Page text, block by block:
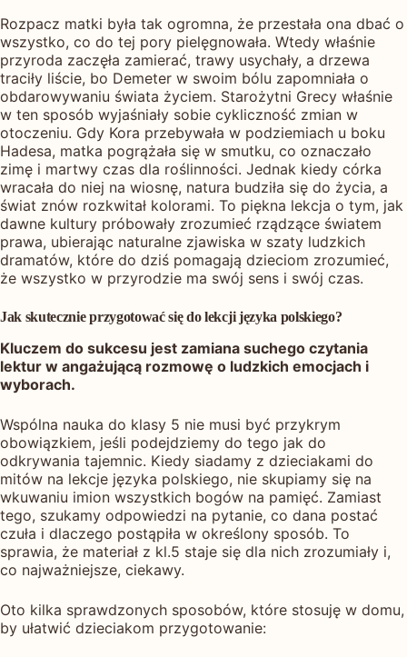
Rozpacz matki była tak ogromna, że przestała ona dbać o
wszystko, co do tej pory pielęgnowała. Wtedy właśnie
przyroda zaczęła zamierać, trawy usychały, a drzewa
traciły liście, bo Demeter w swoim bólu zapomniała o
obdarowywaniu świata życiem. Starożytni Grecy właśnie
w ten sposób wyjaśniały sobie cykliczność zmian w
otoczeniu. Gdy Kora przebywała w podziemiach u boku
Hadesa, matka pogrążała się w smutku, co oznaczało
zimę i martwy czas dla roślinności. Jednak kiedy córka
wracała do niej na wiosnę, natura budziła się do życia, a
świat znów rozkwitał kolorami. To piękna lekcja o tym, jak
dawne kultury próbowały zrozumieć rządzące światem
prawa, ubierając naturalne zjawiska w szaty ludzkich
dramatów, które do dziś pomagają dzieciom zrozumieć,
że wszystko w przyrodzie ma swój sens i swój czas.
Jak skutecznie przygotować się do lekcji języka polskiego?
Kluczem do sukcesu jest zamiana suchego czytania
lektur w angażującą rozmowę o ludzkich emocjach i
wyborach.
Wspólna nauka do klasy 5 nie musi być przykrym
obowiązkiem, jeśli podejdziemy do tego jak do
odkrywania tajemnic. Kiedy siadamy z dzieciakami do
mitów na lekcje języka polskiego, nie skupiamy się na
wkuwaniu imion wszystkich bogów na pamięć. Zamiast
tego, szukamy odpowiedzi na pytanie, co dana postać
czuła i dlaczego postąpiła w określony sposób. To
sprawia, że materiał z kl.5 staje się dla nich zrozumiały i,
co najważniejsze, ciekawy.
Oto kilka sprawdzonych sposobów, które stosuję w domu,
by ułatwić dzieciakom przygotowanie: